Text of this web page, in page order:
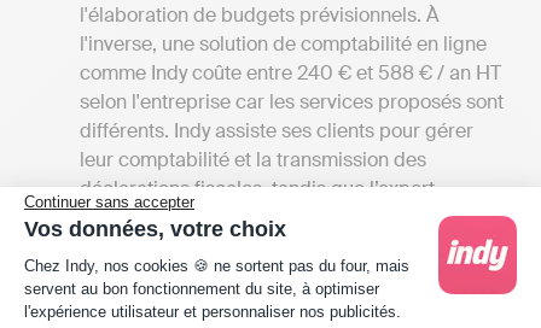
Continuer sans accepter
Vos données, votre choix
Plateforme de Gestion du Consentement :
Chez Indy, nos cookies 🍪 ne sortent pas du four, mais
servent au bon fonctionnement du site, à optimiser
l'expérience utilisateur et personnaliser nos publicités.
l'élaboration de budgets prévisionnels. À
l'inverse, une solution de comptabilité en ligne
comme Indy coûte entre 240 € et 588 € / an HT
selon l'entreprise car les services proposés sont
différents. Indy assiste ses clients pour gérer
leur comptabilité et la transmission des
déclarations fiscales, tandis que l’expert-
comptable réalise toutes ces actions à la place
de son client.
La localisation du cabinet: Si vous préférez
avoir des rencontres en personne avec votre